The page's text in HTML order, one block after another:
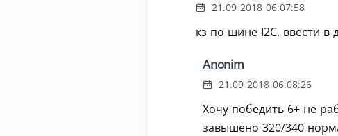
21.09 2018 06:07:58
кз по шине I2C, ввести в
Anonim
21.09 2018 06:08:26
Хочу победить 6+ не
завышено 320/340